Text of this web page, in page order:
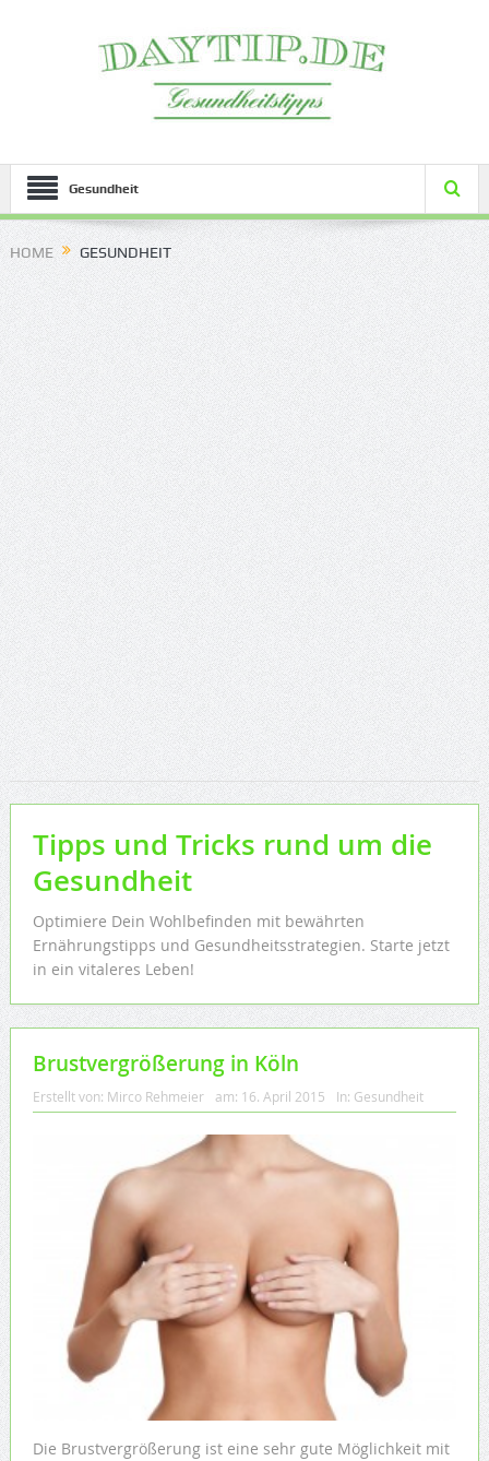
Gesundheit
HOME GESUNDHEIT
Tipps und Tricks rund um die
Gesundheit
Optimiere Dein Wohlbefinden mit bewährten
Ernährungstipps und Gesundheitsstrategien. Starte jetzt
in ein vitaleres Leben!
Brustvergrößerung in Köln
Erstellt von: Mirco Rehmeier am: 16. April 2015 In: Gesundheit
Die Brustvergrößerung ist eine sehr gute Möglichkeit mit